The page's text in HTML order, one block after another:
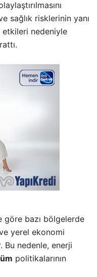
sağlık risklerinin yanı
etkileri nedeniyle
göre bazı bölgelerde
yerel ekonomi
Bu nedenle, enerji
politikalarının